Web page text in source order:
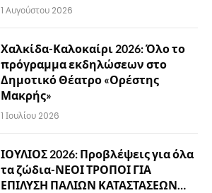
1 Αυγούστου 2026
Χαλκίδα-Καλοκαίρι 2026: Όλο το
πρόγραμμα εκδηλώσεων στο
Δημοτικό Θέατρο «Ορέστης
Μακρής»
1 Ιουλίου 2026
ΙΟΥΛΙΟΣ 2026: Προβλέψεις για όλα
τα ζώδια-ΝΕΟΙ ΤΡΟΠΟΙ ΓΙΑ
ΕΠΙΛΥΣΗ ΠΑΛΙΩΝ ΚΑΤΑΣΤΑΣΕΩΝ…